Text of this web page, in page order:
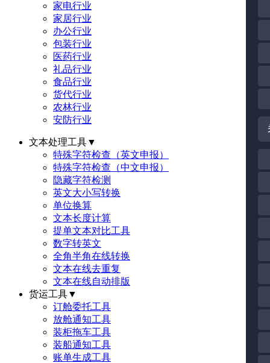
家电行业
家居行业
办公行业
包装行业
医药行业
礼品行业
食品行业
货代行业
农林行业
安防行业
文本处理工具▼
特殊字符检查（英文申报）
特殊字符检查（中文申报）
隐藏字符检测
英文大小写转换
单位换算
文本长度计算
提单文本对比工具
数字转英文
全角半角在线转换
文本在线去重复
文本在线自动排版
货运工具▼
订舱委托工具
放舱通知工具
装柜拖车工具
装船通知工具
账单生成工具